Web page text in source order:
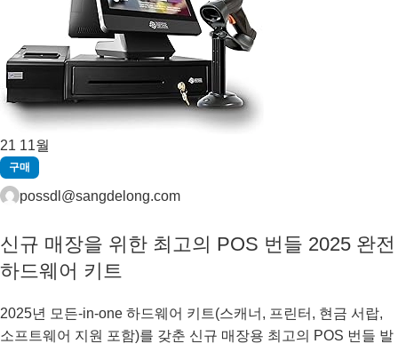
21 11월
구매
possdl@sangdelong.com
신규 매장을 위한 최고의 POS 번들 2025 완전
하드웨어 키트
2025년 모든-in-one 하드웨어 키트(스캐너, 프린터, 현금 서랍,
소프트웨어 지원 포함)를 갖춘 신규 매장용 최고의 POS 번들 발